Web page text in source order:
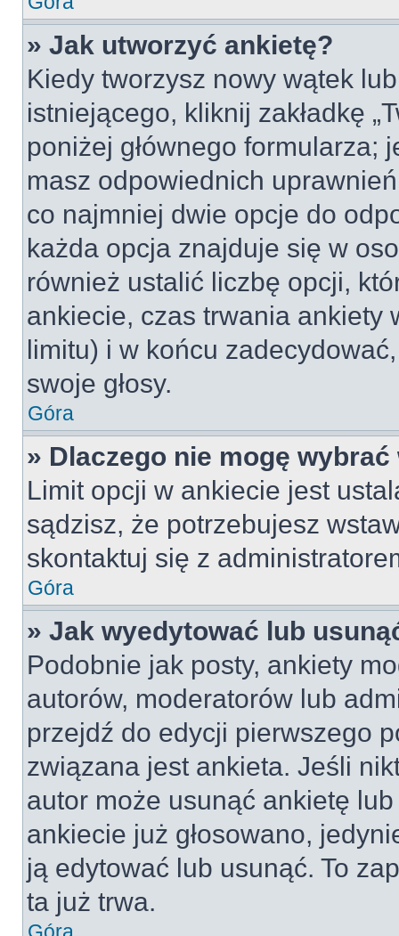
» Jak utworzyć ankietę?
Kiedy tworzysz nowy wątek
istniejącego, kliknij zakładkę
poniżej głównego formularza;
masz odpowiednich
co najmniej dwie opcje do
każda opcja znajduje się w
również ustalić liczbę opcji,
ankiecie, czas trwania ankiety
limitu) i w końcu
swoje głosy.
Góra
» Dlaczego nie mogę
Limit opcji w ankiecie jest
sądzisz, że potrzebujesz
skontaktuj się z
Góra
» Jak wyedytować lub
Podobnie jak posty, ankiety
autorów, moderatorów lub
przejdź do edycji pierwszego
związana jest ankieta. Jeśli
autor może usunąć ankietę
ankiecie już głosowano,
ją edytować lub usunąć. To
ta już trwa.